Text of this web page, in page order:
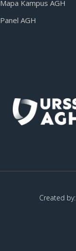
Mapa Kampus AGH
Panel AGH
Created by: